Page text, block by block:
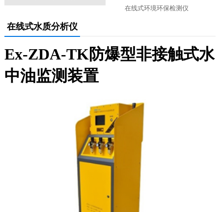
在线式环境环保检测仪
在线式水质分析仪
Ex-ZDA-TK防爆型非接触式水
中油监测装置